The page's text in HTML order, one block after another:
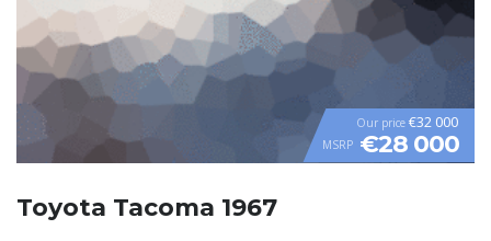
Our price €32 000
MSRP €28 000
Toyota Tacoma 1967